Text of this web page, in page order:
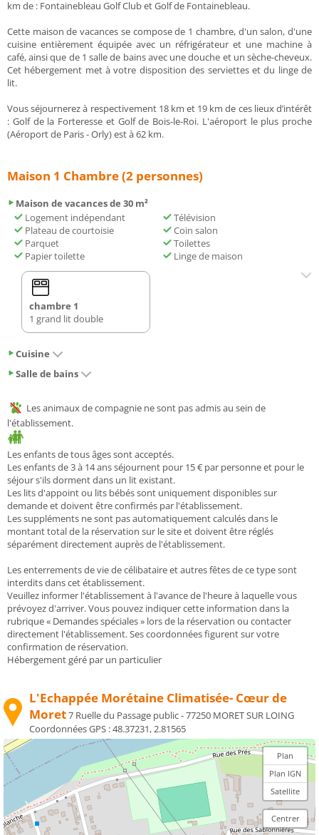
km de : Fontainebleau Golf Club et Golf de Fontainebleau.
Cette maison de vacances se compose de 1 chambre, d'un salon, d'une
cuisine entièrement équipée avec un réfrigérateur et une machine à
café, ainsi que de 1 salle de bains avec une douche et un sèche-cheveux.
Cet hébergement met à votre disposition des serviettes et du linge de
lit.
Vous séjournerez à respectivement 18 km et 19 km de ces lieux d’intérêt
: Golf de la Forteresse et Golf de Bois-le-Roi. L'aéroport le plus proche
(Aéroport de Paris - Orly) est à 62 km.
Maison 1 Chambre (2 personnes)
Maison de vacances de 30 m²
Logement indépendant
Télévision
Plateau de courtoisie
Coin salon
Parquet
Toilettes
Papier toilette
Linge de maison
chambre 1
1 grand lit double
Cuisine
Salle de bains
Les animaux de compagnie ne sont pas admis au sein de
l'établissement.
Les enfants de tous âges sont acceptés.
Les enfants de 3 à 14 ans séjournent pour 15 € par personne et pour le
séjour s'ils dorment dans un lit existant.
Les lits d'appoint ou lits bébés sont uniquement disponibles sur
demande et doivent être confirmés par l'établissement.
Les suppléments ne sont pas automatiquement calculés dans le
montant total de la réservation sur le site et doivent être réglés
séparément directement auprès de l'établissement.
Les enterrements de vie de célibataire et autres fêtes de ce type sont
interdits dans cet établissement.
Veuillez informer l'établissement à l'avance de l'heure à laquelle vous
prévoyez d'arriver. Vous pouvez indiquer cette information dans la
rubrique « Demandes spéciales » lors de la réservation ou contacter
directement l'établissement. Ses coordonnées figurent sur votre
confirmation de réservation.
Hébergement géré par un particulier
L'Echappée Morétaine Climatisée- Cœur de
Moret7 Ruelle du Passage public - 77250 MORET SUR LOING
Coordonnées GPS :48.37231, 2.81565
Plan
Plan IGN
Satellite
Centrer